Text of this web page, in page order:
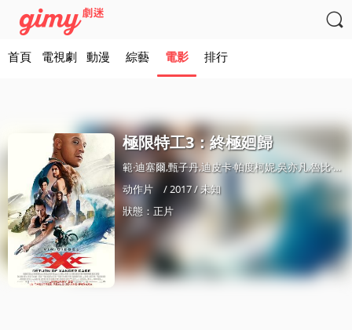

首頁 電視劇 動漫 綜藝 電影 排行
極限特工3：終極廻歸
範·迪塞爾,甄子丹,迪皮卡·帕度柯妮,吳亦凡,魯比·羅絲,塞繆爾·傑尅遜,妮娜·杜波夫,托尼·賈,托妮·科萊特,赫敏·科菲爾德,艾爾·斯帕恩紥,艾斯·庫珀,內馬爾,羅伊·麥尅凱恩,邁尅爾·比斯平
动作片
/ 2017 / 未知
狀態：正片